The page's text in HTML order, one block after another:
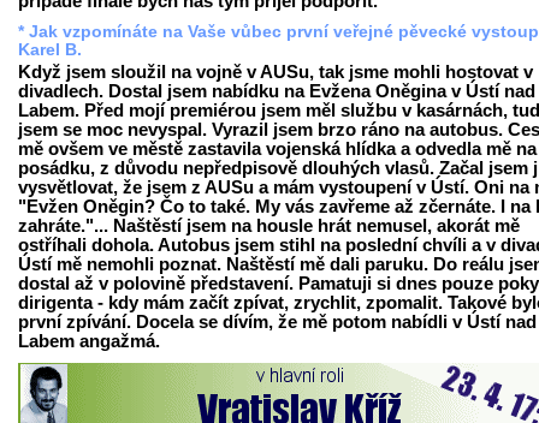
* Jak vzpomínáte na Vaše vůbec první veřejné pěvecké
Karel B.
Když jsem sloužil na vojně v AUSu, tak jsme mohli hostovat v
divadlech. Dostal jsem nabídku na Evžena Oněgina v Ústí nad
Labem. Před mojí premiérou jsem měl službu v kasárnách,
jsem se moc nevyspal. Vyrazil jsem brzo ráno na autobus.
mě ovšem ve městě zastavila vojenská hlídka a odvedla mě na
posádku, z důvodu nepředpisově dlouhých vlasů. Začal jsem
vysvětlovat, že jsem z AUSu a mám vystoupení v Ústí. Oni na
"Evžen Oněgin? Čo to také. My vás zavřeme až zčernáte. I na
zahráte."... Naštěstí jsem na housle hrát nemusel, akorát mě
ostříhali dohola. Autobus jsem stihl na poslední chvíli a v
Ústí mě nemohli poznat. Naštěstí mě dali paruku. Do reálu
dostal až v polovině představení. Pamatuji si dnes pouze
dirigenta - kdy mám začít zpívat, zrychlit, zpomalit. Takové
první zpívání. Docela se dívím, že mě potom nabídli v Ústí nad
Labem angažmá.